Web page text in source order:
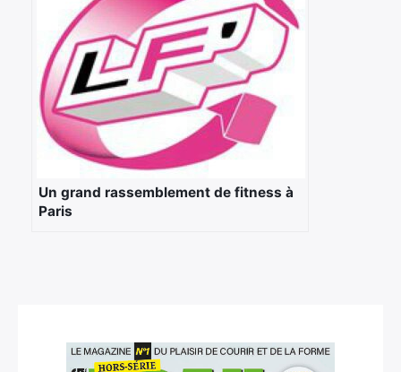
Un grand rassemblement de fitness à
Paris
Rechercher